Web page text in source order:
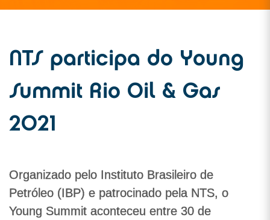
NTS participa do Young
Summit Rio Oil & Gas
2021
Organizado pelo Instituto Brasileiro de
Petróleo (IBP) e patrocinado pela NTS, o
Young Summit aconteceu entre 30 de